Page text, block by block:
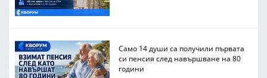
Само 14 души са получили първата
си пенсия след навършване на 80
години